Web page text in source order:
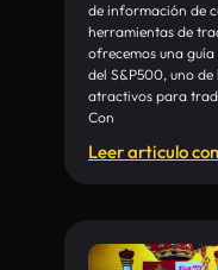
de información de
herramientas de
ofrecemos una
del S&P500, uno
atractivos para
Con
Leer articulo